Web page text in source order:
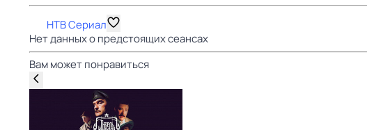
НТВ Сериал
Нет данных о предстоящих сеансах
Вам может понравиться